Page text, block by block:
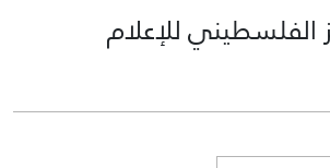
الفلسطيني للإعلام